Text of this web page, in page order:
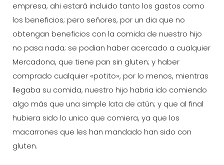
empresa, ahi estará incluido tanto los gastos como
los beneficios; pero señores, por un dia que no
obtengan beneficios con la comida de nuestro hijo
no pasa nada; se podian haber acercado a cualquier
Mercadona, que tiene pan sin gluten; y haber
comprado cualquier «potito», por lo menos, mientras
llegaba su comida, nuestro hijo habria ido comiendo
algo más que una simple lata de atún; y que al final
hubiera sido lo unico que comiera, ya que los
macarrones que les han mandado han sido con
gluten.